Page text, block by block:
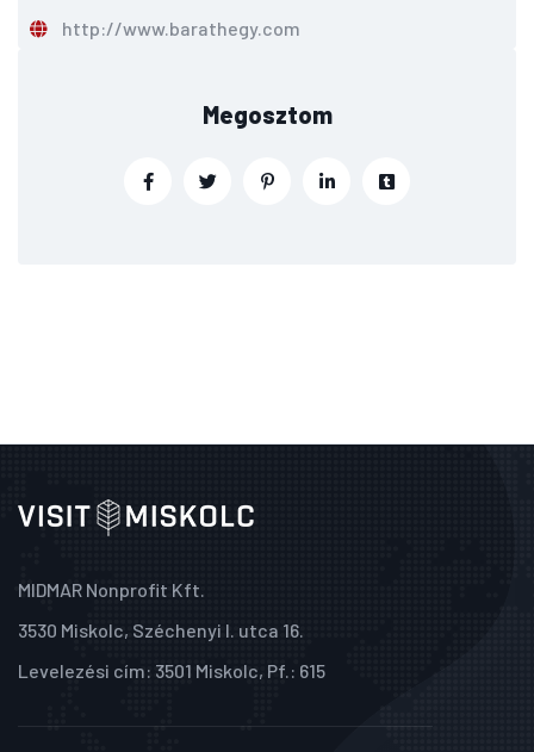
http://www.barathegy.com
Megosztom
MIDMAR Nonprofit Kft.
3530 Miskolc, Széchenyi I. utca 16.
Levelezési cím: 3501 Miskolc, Pf.: 615